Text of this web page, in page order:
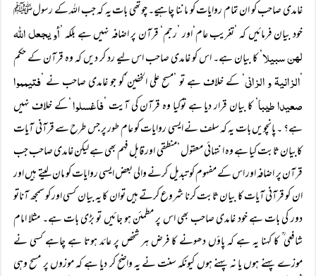
غامدی صاحب کو ان تمام روایات کو ماننا چاہیے۔ چوتھی بات یہ کہ جب اللہ کے رسولﷺ
خود بیان فرمائیں کہ ’تغریب عام‘اور ’رجم‘ قرآن پر اضافہ نہیں ہے بلکہ ’ أو یجعل اللہ
لھن سبیلا‘ کا بیان ہے۔ اس کو غامدی صاحب اس لیے رد کر دیں کہ وہ قرآن کے حکم
’الزانیۃ و الزانی ‘ کے خلاف ہے تو ’مسح علی الخفین‘کو جو غامدی صاحب نے ’ فتیمموا
صعیدا طیبا‘ کا بیان قرار دیا ہے توکیا وہ قرآن کی آیت ’ فاغسلوا‘کے خلاف نہیں
ہے؟ ۔ پانچویں بات یہ کہ سلف نے ایسی روایات کو عام طور پر جس طرح سے قرآنی آیات
کابیان ثابت کیا ہے وہ انتہائی معقول ‘منطقی اور قابل فہم بھی ہے لیکن غامدی صاحب جب
قرآن پر اضافہ اور اس کے مفہوم کو تبدیل کرنے والی بعض ایسی روایات کو مان لیتے ہیں اور
ان کو قرآنی آیات کا بیان ثابت کرنا شروع کرتے ہیں توان کا یہ بیان کسی اور کو سمجھ آناتو
دور کی بات ہے خود غامدی صاحب بھی اس پر مطمئن ہو جائیں تو بڑی بات ہے۔ مثلا امام
شافعی ؒ کا کہنا یہ ہے کہ پاؤں دھونے کا فرض ہر شخص پر عائد ہوتا ہے چاہے کسی نے
موزے پہنے ہوں یا نہ پہنے ہوں کیونکہ سنت نے یہ واضح کر دیا ہے کہ موزوں پر مسح وہی